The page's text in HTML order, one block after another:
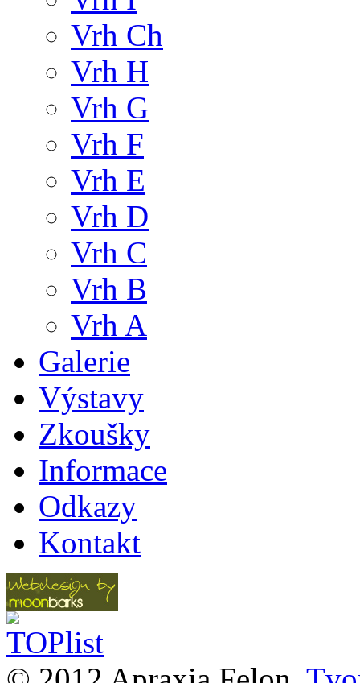
Vrh Ch
Vrh H
Vrh G
Vrh F
Vrh E
Vrh D
Vrh C
Vrh B
Vrh A
Galerie
Výstavy
Zkoušky
Informace
Odkazy
Kontakt